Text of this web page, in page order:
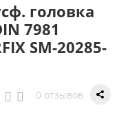
головка
7981
SM-20285-
0 отзывов